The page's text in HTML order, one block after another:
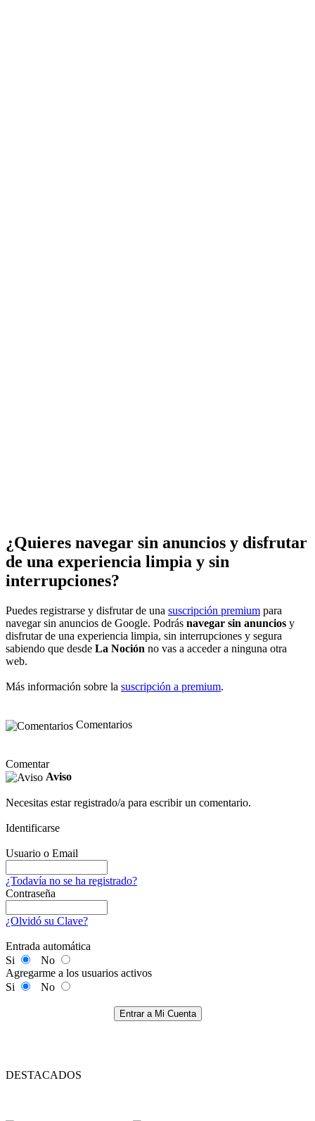
¿Quieres navegar sin anuncios y disfrutar
de una experiencia limpia y sin
interrupciones?
Puedes registrarse y disfrutar de una suscripción premium para
navegar sin anuncios de Google. Podrás navegar sin anuncios y
disfrutar de una experiencia limpia, sin interrupciones y segura
sabiendo que desde La Noción no vas a acceder a ninguna otra
web.
Más información sobre la suscripción a premium.
Comentarios
Comentar
Aviso
Necesitas estar registrado/a para escribir un comentario.
Identificarse
Usuario o Email
¿Todavía no se ha registrado?
Contraseña
¿Olvidó su Clave?
Entrada automática
Si
No
Agregarme a los usuarios activos
Si
No
Entrar a Mi Cuenta
DESTACADOS